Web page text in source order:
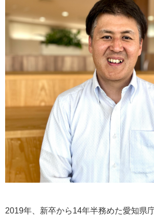
2019年、新卒から14年半務めた愛知県